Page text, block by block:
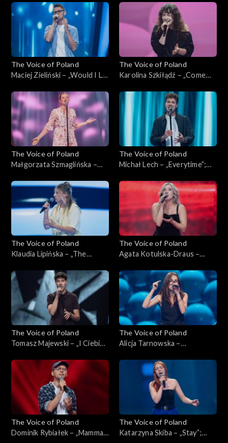
Przesłuchania w ciemno, 4
października 2025
Poland”, Przesłuchania w
ciemno, 4 października 2025
The Voice of Poland
Maciej Zieliński – „Would I Lie
Poland”, Przesłuchania w
ciemno, 4 października 2025
The Voice of Poland
Karolina Szkiłądź – „Come
of Poland”, Przesłuchania w
ciemno, 4 października 2025
The Voice of Poland
Małgorzata Szmaglińska –
Poland”, Przesłuchania w
ciemno, 4 października 2025
The Voice of Poland
Michał Lech – „Everytime”;
Przesłuchania w ciemno, 4
października 2025
The Voice of Poland
Klaudia Lipińska – „The
Poland”, Przesłuchania w
ciemno, 4 października 2025
The Voice of Poland
Agata Kotulska-Draus –
Poland”, Przesłuchania w
ciemno, 4 października 2025
The Voice of Poland
Tomasz Majewski – „I Ciebie
Poland”, Przesłuchania w
ciemno, 4 października 2025
The Voice of Poland
Alicja Tarnowska –
Poland”, Przesłuchania w
ciemno, 4 października 2025
The Voice of Poland
Dominik Rybiałek – „Mamma
The Voice of Poland
Katarzyna Skiba – „Stay”;